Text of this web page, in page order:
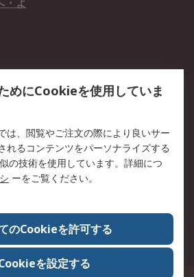
・よ
採用情報
知ら
コーポレートサイト
RSの歴史
英語）
認証について
めにCookieを使用していま
は、閲覧やご注文の際により良いサー
れるコンテンツをパーソナライズする
の技術を使用しています。詳細につ
ーをご覧ください。
のCookieを許可する
を設定する